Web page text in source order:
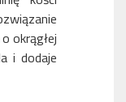
okrągłej
i dodaje